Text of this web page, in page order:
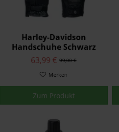
Harley-Davidson
Handschuhe Schwarz
„Reaver“ 98178-18EM
99,00 €
63,99 €
Merken
Zum Produkt